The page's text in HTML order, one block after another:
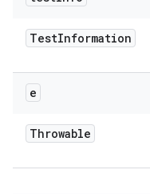
TestInformation
e
Throwable